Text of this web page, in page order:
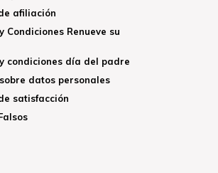
afiliación
Condiciones Renueve su
condiciones día del padre
datos personales
satisfacción